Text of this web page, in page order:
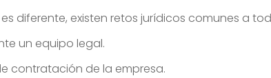
es diferente, existen retos jurídicos comunes a
un equipo legal.
contratación de la empresa.